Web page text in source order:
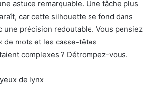
astuce remarquable. Une tâche plus
car cette silhouette se fond dans
une précision redoutable. Vous pensiez
de mots et les casse-têtes
complexes ? Détrompez-vous.
de lynx